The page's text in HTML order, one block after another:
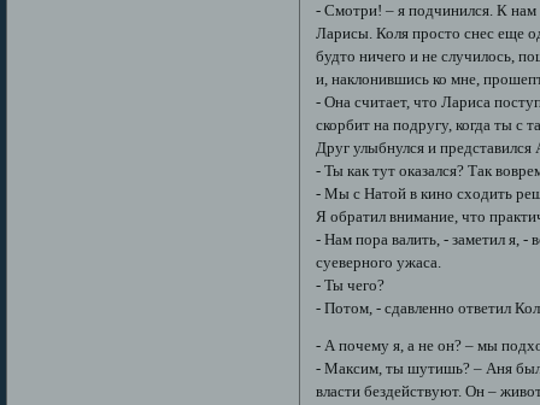
- Смотри! – я подчинился. К нам
Ларисы. Коля просто снес еще
будто ничего и не случилось,
и, наклонившись ко мне,
- Она считает, что Лариса
скорбит на подругу, когда ты с
Друг улыбнулся и представился
- Ты как тут оказался? Так
- Мы с Натой в кино сходить
Я обратил внимание, что
- Нам пора валить, - заметил я,
суеверного ужаса.
- Ты чего?
- Потом, - сдавленно ответил
- А почему я, а не он? – мы
- Максим, ты шутишь? – Аня
власти бездействуют. Он –